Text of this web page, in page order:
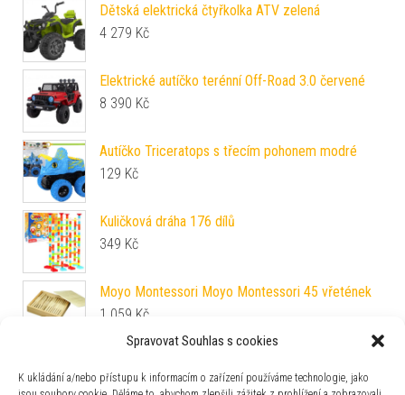
Spravovat Souhlas s cookies
K ukládání a/nebo přístupu k informacím o zařízení používáme technologie, jako
Dětská elektrická čtyřkolka ATV zelená
4 279 Kč
Elektrické autíčko terénní Off-Road 3.0 červené
8 390 Kč
Autíčko Triceratops s třecím pohonem modré
129 Kč
Kuličková dráha 176 dílů
349 Kč
Moyo Montessori Moyo Montessori 45 vřetének
1 059 Kč
1 319Kč